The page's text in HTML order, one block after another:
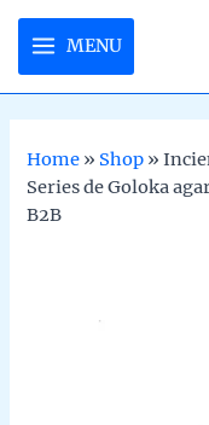
content
MENU
Home » Shop »
Series de Goloka
B2B